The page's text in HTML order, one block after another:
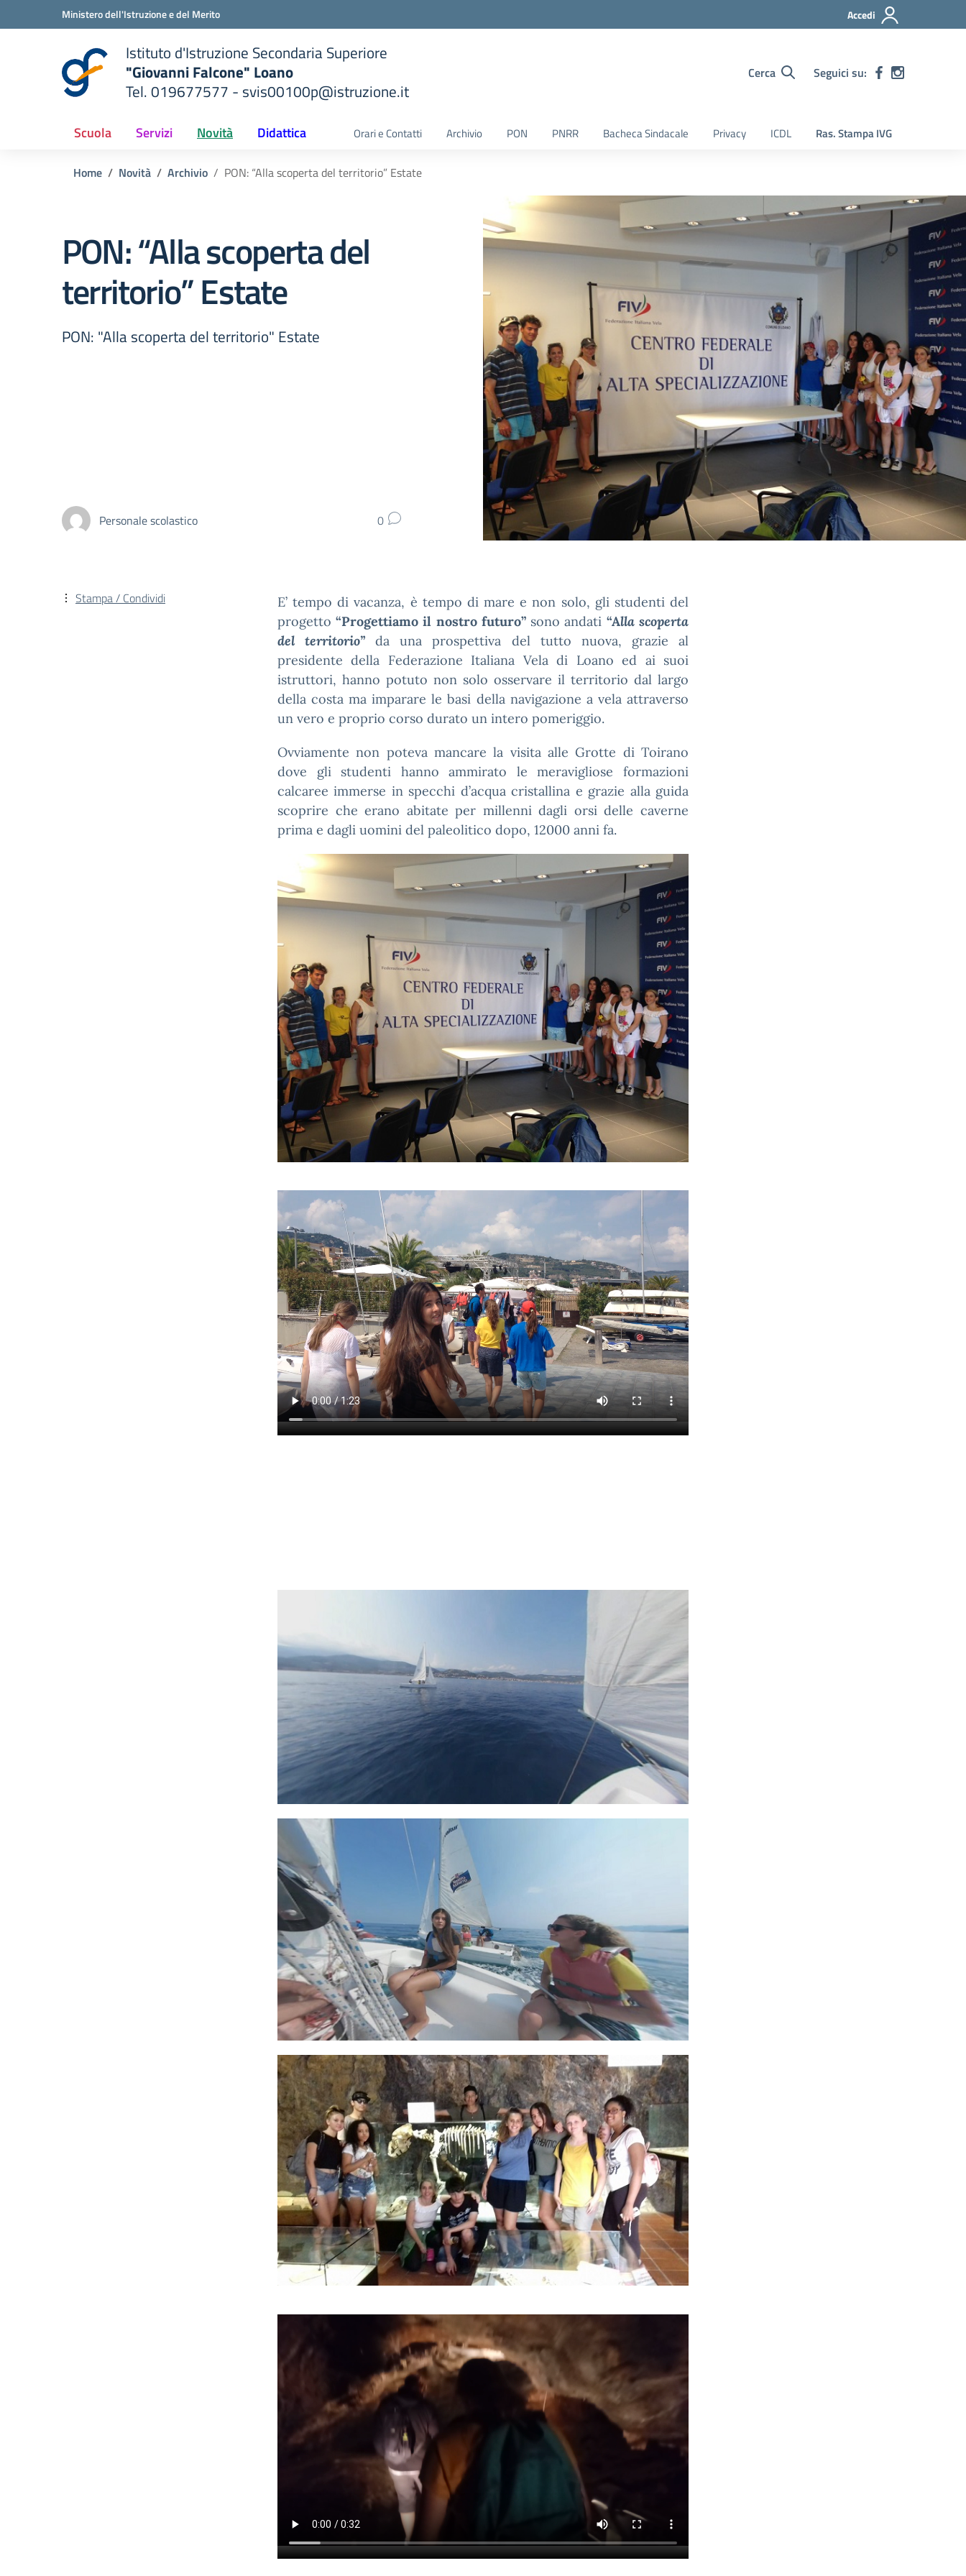
Vai ai contenuti
Vai al menu di navigazioneMinistero dell'Istruzione e del Merito Accedi
Istituto d'Istruzione Secondaria Superiore
"Giovanni Falcone" Loano
Tel. 019677577 - svis00100p@istruzione.it
Cerca Seguici su:
Scuola Servizi Novità Didattica Orari e Contatti Archivio PON PNRR Bacheca Sindacale Privacy ICDL Ras. Stampa IVG
Home Novità Archivio PON: “Alla scoperta del territorio” Estate
PON: “Alla scoperta del
territorio” Estate
PON: "Alla scoperta del territorio" Estate
Personale scolastico 0
E’ tempo di vacanza, è tempo di mare e non solo, gli studenti del
progetto“Progettiamo il nostro futuro” sono andati “Alla scoperta
del territorio” da una prospettiva del tutto nuova, grazie al
presidente della Federazione Italiana Vela di Loano ed ai suoi
istruttori, hanno potuto non solo osservare il territorio dal largo
della costa ma imparare le basi della navigazione a vela attraverso
un vero e proprio corso durato un intero pomeriggio.
Ovviamente non poteva mancare la visita alle Grotte di Toirano
dove gli studenti hanno ammirato le meravigliose formazioni
calcaree immerse in specchi d’acqua cristallina e grazie alla guida
scoprire che erano abitate per millenni dagli orsi delle caverne
prima e dagli uomini del paleolitico dopo, 12000 anni fa.
Stampa / Condividi